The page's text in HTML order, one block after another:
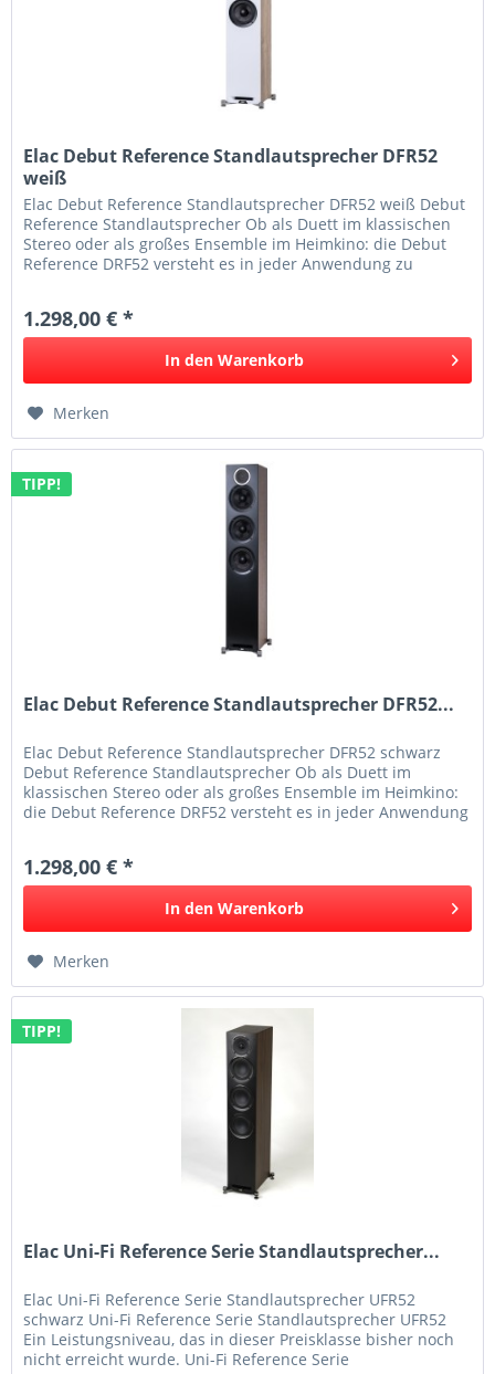
Elac Debut Reference Standlautsprecher DFR52
weiß
Elac Debut Reference Standlautsprecher DFR52 weiß Debut
Reference Standlautsprecher Ob als Duett im klassischen
Stereo oder als großes Ensemble im Heimkino: die Debut
Reference DRF52 versteht es in jeder Anwendung zu
1.298,00 € *
In den Warenkorb
Merken
TIPP!
Elac Debut Reference Standlautsprecher DFR52...
Elac Debut Reference Standlautsprecher DFR52 schwarz
Debut Reference Standlautsprecher Ob als Duett im
klassischen Stereo oder als großes Ensemble im Heimkino:
die Debut Reference DRF52 versteht es in jeder Anwendung
1.298,00 € *
In den Warenkorb
Merken
TIPP!
Elac Uni-Fi Reference Serie Standlautsprecher...
Elac Uni-Fi Reference Serie Standlautsprecher UFR52
schwarz Uni-Fi Reference Serie Standlautsprecher UFR52
Ein Leistungsniveau, das in dieser Preisklasse bisher noch
nicht erreicht wurde. Uni-Fi Reference Serie